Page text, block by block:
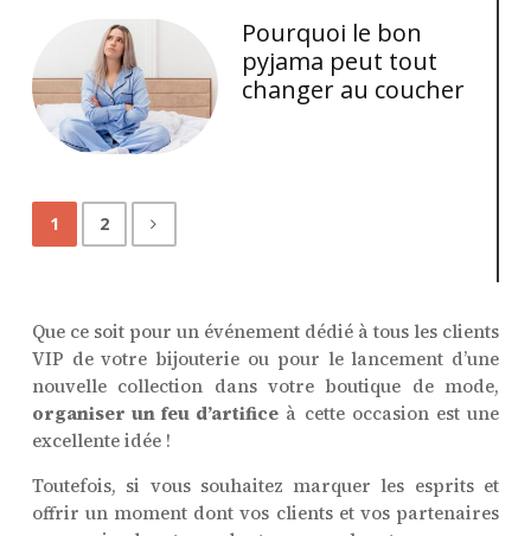
Pourquoi le bon
pyjama peut tout
changer au coucher
1 2
Que ce soit pour un événement dédié à tous les clients
VIP de votre bijouterie ou pour le lancement d’une
nouvelle collection dans votre boutique de mode,
organiser un feu d’artifice à cette occasion est une
excellente idée !
Toutefois, si vous souhaitez marquer les esprits et
offrir un moment dont vos clients et vos partenaires